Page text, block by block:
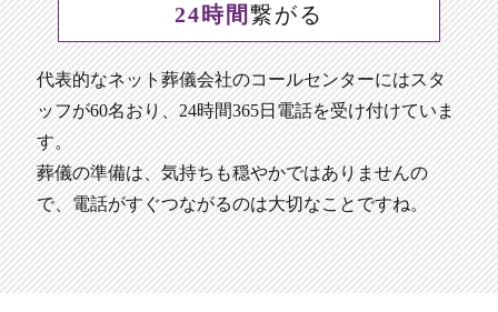
24時間 繋がる
代表的なネット葬儀会社のコールセンターにはスタ
ッフが60名おり、24時間365日電話を受け付けていま
す。
葬儀の準備は、気持ちも穏やかではありませんの
で、電話がすぐつながるのは大切なことですね。